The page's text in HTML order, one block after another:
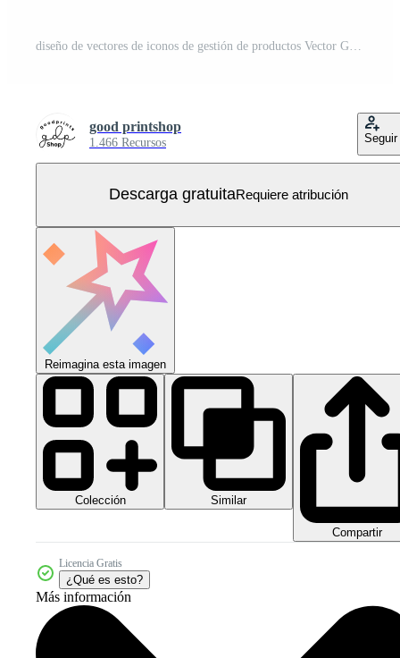
good printshop
1.466 Recursos Seguir
Descarga gratuitaRequiere atribución
Reimagina esta imagen
Colección Similar
Compartir
Licencia Gratis
¿Qué es esto?
Más información